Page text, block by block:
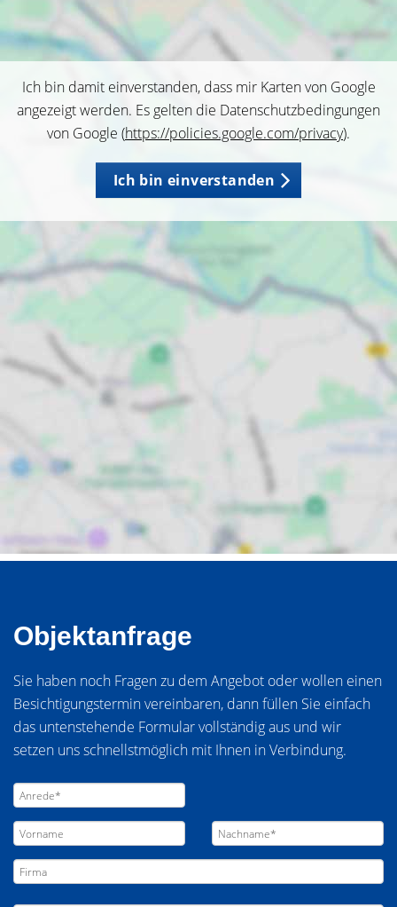
Ich bin damit einverstanden, dass mir Karten von Google
angezeigt werden. Es gelten die Datenschutzbedingungen
von Google (https://policies.google.com/privacy).
Ich bin einverstanden
Objektanfrage
Sie haben noch Fragen zu dem Angebot oder wollen einen
Besichtigungstermin vereinbaren, dann füllen Sie einfach
das untenstehende Formular vollständig aus und wir
setzen uns schnellstmöglich mit Ihnen in Verbindung.